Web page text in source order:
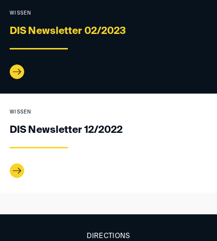
WISSEN
DIS Newsletter 02/2023
WISSEN
DIS Newsletter 12/2022
DIRECTIONS